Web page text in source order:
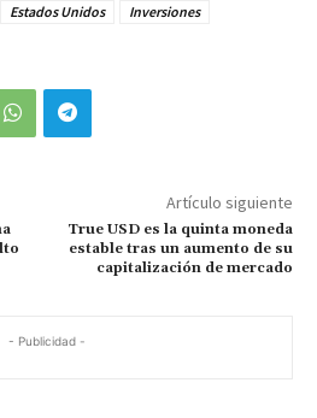
Estados Unidos
Inversiones
Artículo siguiente
True USD es la quinta moneda
estable tras un aumento de su
capitalización de mercado
- Publicidad -